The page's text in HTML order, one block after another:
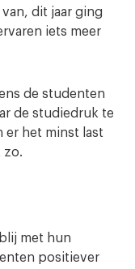
dit jaar ging
iets meer
de studenten
de studiedruk te
er het minst last
zo.
met hun
positiever